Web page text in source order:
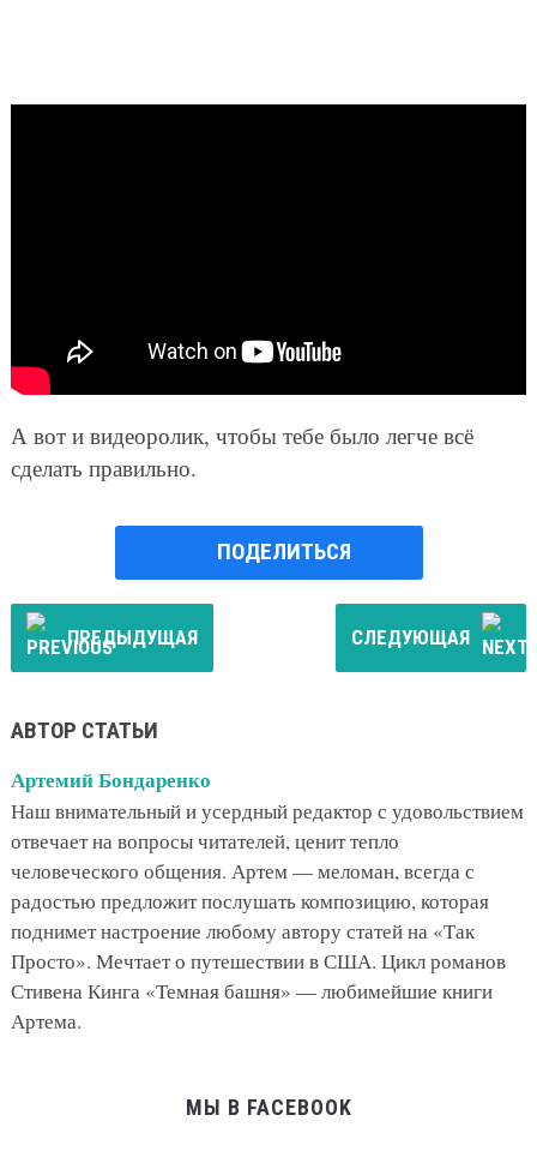
А вот и видеоролик, чтобы тебе было легче всё
сделать правильно.
ПОДЕЛИТЬСЯ
ПРЕДЫДУЩАЯ СЛЕДУЮЩАЯ
АВТОР СТАТЬИ
Артемий Бондаренко
Наш внимательный и усердный редактор с удовольствием
отвечает на вопросы читателей, ценит тепло
человеческого общения. Артем — меломан, всегда с
радостью предложит послушать композицию, которая
поднимет настроение любому автору статей на «Так
Просто». Мечтает о путешествии в США. Цикл романов
Стивена Кинга «Темная башня» — любимейшие книги
Артема.
МЫ В FACEBOOK